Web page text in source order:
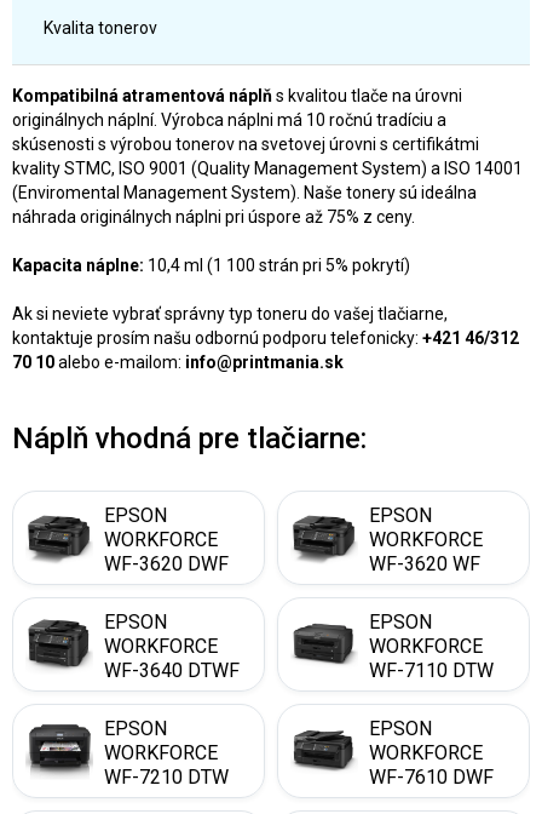
Kvalita tonerov
Kompatibilná atramentová náplňs kvalitou tlače na úrovni
originálnych náplní. Výrobca náplni má 10 ročnú tradíciu a
skúsenosti s výrobou tonerov na svetovej úrovni s certifikátmi
kvality STMC, ISO 9001 (Quality Management System) a ISO 14001
(Enviromental Management System). Naše tonery sú ideálna
náhrada originálnych náplni pri úspore až 75% z ceny.
Kapacita náplne: 10,4ml (1 100 strán pri 5% pokrytí)
Ak si neviete vybrať správny typ toneru do vašej tlačiarne,
kontaktuje prosím našu odbornú podporu telefonicky: +421 46/312
70 10alebo e-mailom: info@printmania.sk
Náplň vhodná pre tlačiarne:
EPSON
WORKFORCE
WF-3620 DWF
EPSON
WORKFORCE
WF-3620 WF
EPSON
WORKFORCE
WF-3640 DTWF
EPSON
WORKFORCE
WF-7110 DTW
EPSON
WORKFORCE
WF-7210 DTW
EPSON
WORKFORCE
WF-7610 DWF